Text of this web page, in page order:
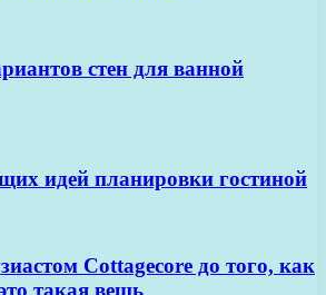
стен для ванной
идей планировки гостиной
Cottagecore до того, как
такая вещь